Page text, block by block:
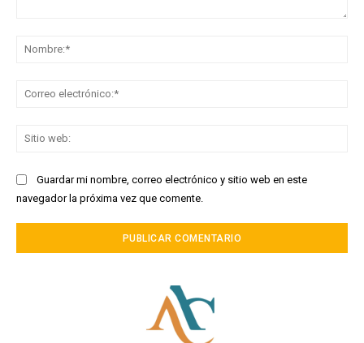
Guardar mi nombre, correo electrónico y sitio web en este
navegador la próxima vez que comente.